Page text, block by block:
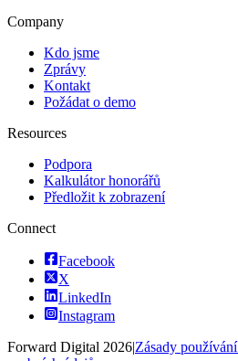
Company
Kdo jsme
Zprávy
Kontakt
Požádat o demo
Resources
Podpora
Kalkulátor honorářů
Předložit k zobrazení
Connect
Facebook
X
LinkedIn
Instagram
Forward Digital 2026|Zásady